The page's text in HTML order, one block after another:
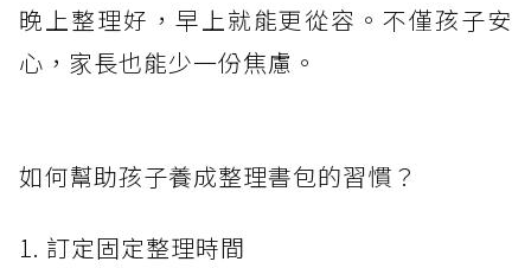
晚上整理好，早上就能更從容。不僅孩子安
心，家長也能少一份焦慮。
如何幫助孩子養成整理書包的習慣？
1. 訂定固定整理時間